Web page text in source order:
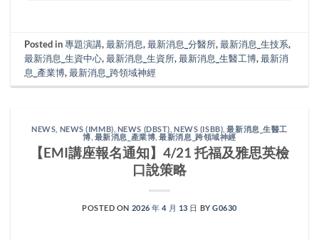
Posted in專題演講,最新消息,最新消息_分醫所,最新消息_生技系,
最新消息_生資中心,最新消息_生資所,最新消息_生醫工博,最新消
息_產業博,最新消息_跨領域神經
NEWS NEWS (IMMB) NEWS (DBST) ,NEWS (ISBB) ,最新消息_生醫工
博 最新消息_產業博 ,最新消息_跨領域神經
【EMI講座報名通知】4/21 托福及雅思英檢
口說策略
POSTED ON 2026 年 4 月 13 日 BYG0630